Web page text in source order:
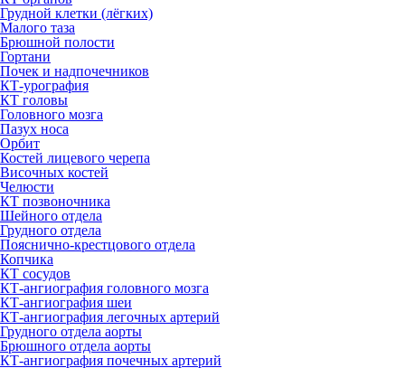
Грудной клетки (лёгких)
Малого таза
Брюшной полости
Гортани
Почек и надпочечников
КТ-урография
КТ головы
Головного мозга
Пазух носа
Орбит
Костей лицевого черепа
Височных костей
Челюсти
КТ позвоночника
Шейного отдела
Грудного отдела
Пояснично-крестцового отдела
Копчика
КТ сосудов
КТ-ангиография головного мозга
КТ-ангиография шеи
КТ-ангиография легочных артерий
Грудного отдела аорты
Брюшного отдела аорты
КТ-ангиография почечных артерий